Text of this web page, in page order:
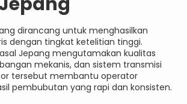
dirancang untuk menghasilkan
dengan tingkat ketelitian tinggi.
Jepang mengutamakan kualitas
mekanis, dan sistem transmisi
tersebut membantu operator
pembubutan yang rapi dan konsisten.